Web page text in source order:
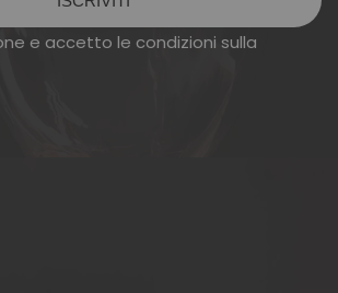
e accetto le condizioni sulla